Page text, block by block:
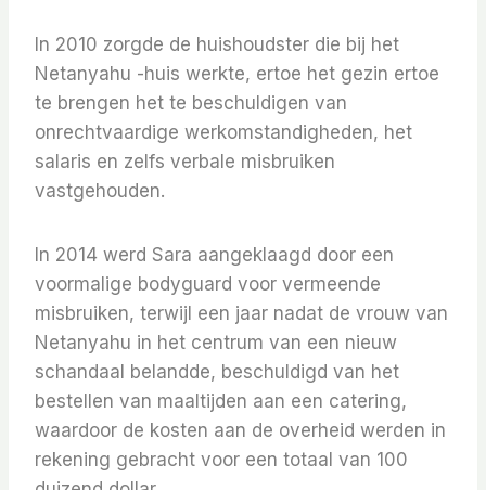
In 2010 zorgde de huishoudster die bij het
Netanyahu -huis werkte, ertoe het gezin ertoe
te brengen het te beschuldigen van
onrechtvaardige werkomstandigheden, het
salaris en zelfs verbale misbruiken
vastgehouden.
In 2014 werd Sara aangeklaagd door een
voormalige bodyguard voor vermeende
misbruiken, terwijl een jaar nadat de vrouw van
Netanyahu in het centrum van een nieuw
schandaal belandde, beschuldigd van het
bestellen van maaltijden aan een catering,
waardoor de kosten aan de overheid werden in
rekening gebracht voor een totaal van 100